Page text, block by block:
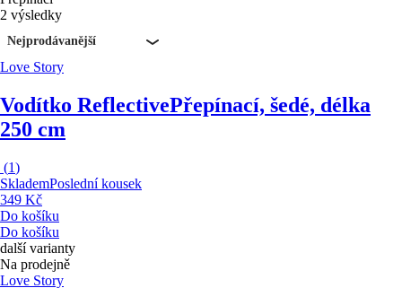
2 výsledky
Nejprodávanější
Love Story
Vodítko ReflectivePřepínací, šedé, délka
250 cm
(1)
SklademPoslední kousek
349 Kč
Do košíku
Do košíku
další varianty
Na prodejně
Love Story